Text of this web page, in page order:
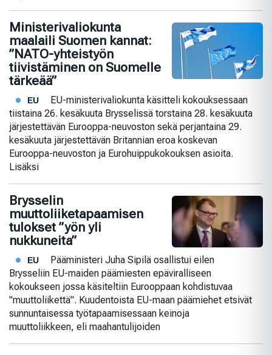
Ministerivaliokunta
maalaili Suomen kannat:
”NATO-yhteistyön
tiivistäminen on Suomelle
tärkeää”
EU
EU-ministerivaliokunta käsitteli kokouksessaan
tiistaina 26. kesäkuuta Brysselissä torstaina 28. kesäkuuta
järjestettävän Eurooppa-neuvoston sekä perjantaina 29.
kesäkuuta järjestettävän Britannian eroa koskevan
Eurooppa-neuvoston ja Eurohuippukokouksen asioita.
Lisäksi
Brysselin
muuttoliiketapaamisen
tulokset ”yön yli
nukkuneita”
EU
Pääministeri Juha Sipilä osallistui eilen
Brysseliin EU-maiden päämiesten epäviralliseen
kokoukseen jossa käsiteltiin Eurooppaan kohdistuvaa
"muuttoliikettä". Kuudentoista EU-maan päämiehet etsivät
sunnuntaisessa työtapaamisessaan keinoja
muuttoliikkeen, eli maahantulijoiden